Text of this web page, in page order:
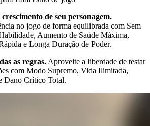
de seu personagem.
no jogo de forma equilibrada com Sem
Aumento de Saúde Máxima,
e Longa Duração de Poder.
as regras. Aproveite a liberdade de testar
com Modo Supremo, Vida Ilimitada,
Dano Crítico Total.